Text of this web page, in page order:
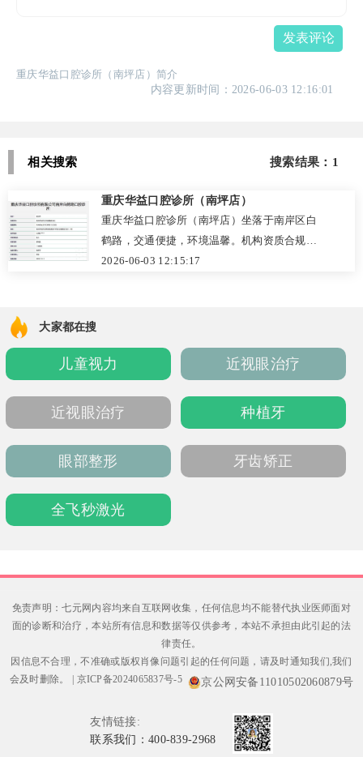
发表评论
重庆华益口腔诊所（南坪店）简介
内容更新时间：2026-06-03 12:16:01
相关搜索 搜索结果：1
重庆华益口腔诊所（南坪店）
重庆华益口腔诊所（南坪店）坐落于南岸区白
鹤路，交通便捷，环境温馨。机构资质合规，
严格落实院感防控与“一人一机一灭菌”标准。
明码标价，洁牙200元起，种植正畸万元起。以
专业技术与贴心服务，为市民提供安心高效的
口腔健康管理。
2026-06-03 12:15:17
大家都在搜
儿童视力 近视眼治疗
近视眼治疗 种植牙
眼部整形 牙齿矫正
全飞秒激光
免责声明：七元网内容均来自互联网收集，任何信息均不能替代执业医师面对
面的诊断和治疗，本站所有信息和数据等仅供参考，本站不承担由此引起的法
律责任。
因信息不合理，不准确或版权肖像问题引起的任何问题，请及时通知我们,我们
会及时删除。
京ICP备2024065837号-5 京公网安备11010502060879号
友情链接:
联系我们：400-839-2968